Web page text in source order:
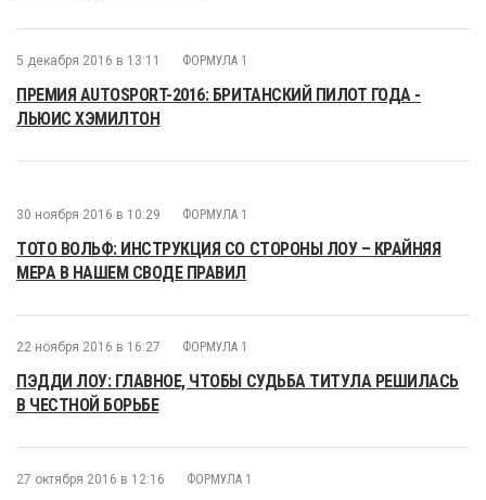
5 декабря 2016 в 13:11 ФОРМУЛА 1
ПРЕМИЯ AUTOSPORT-2016: БРИТАНСКИЙ ПИЛОТ ГОДА -
ЛЬЮИС ХЭМИЛТОН
30 ноября 2016 в 10:29 ФОРМУЛА 1
ТОТО ВОЛЬФ: ИНСТРУКЦИЯ СО СТОРОНЫ ЛОУ – КРАЙНЯЯ
МЕРА В НАШЕМ СВОДЕ ПРАВИЛ
22 ноября 2016 в 16:27 ФОРМУЛА 1
ПЭДДИ ЛОУ: ГЛАВНОЕ, ЧТОБЫ СУДЬБА ТИТУЛА РЕШИЛАСЬ
В ЧЕСТНОЙ БОРЬБЕ
27 октября 2016 в 12:16 ФОРМУЛА 1